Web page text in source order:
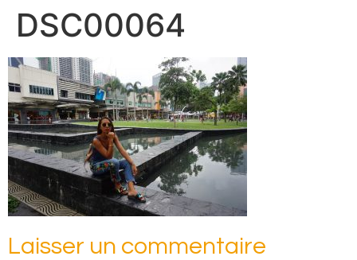
DSC00064
Laisser un commentaire